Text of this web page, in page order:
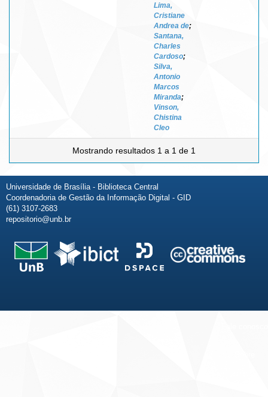
Lima,
Cristiane
Andrea de;
Santana,
Charles
Cardoso;
Silva,
Antonio
Marcos
Miranda;
Vinson,
Chistina
Cleo
Mostrando resultados 1 a 1 de 1
Universidade de Brasília - Biblioteca Central
Coordenadoria de Gestão da Informação Digital - GID
(61) 3107-2683
repositorio@unb.br